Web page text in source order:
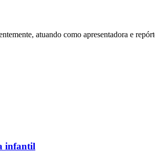
atuando como apresentadora e
infantil